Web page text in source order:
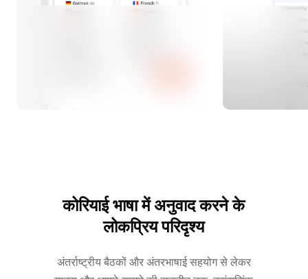
कोरियाई भाषा में अनुवाद करने के
लोकप्रिय परिदृश्य
अंतर्राष्ट्रीय बैठकों और अंतरभाषाई सहयोग से लेकर